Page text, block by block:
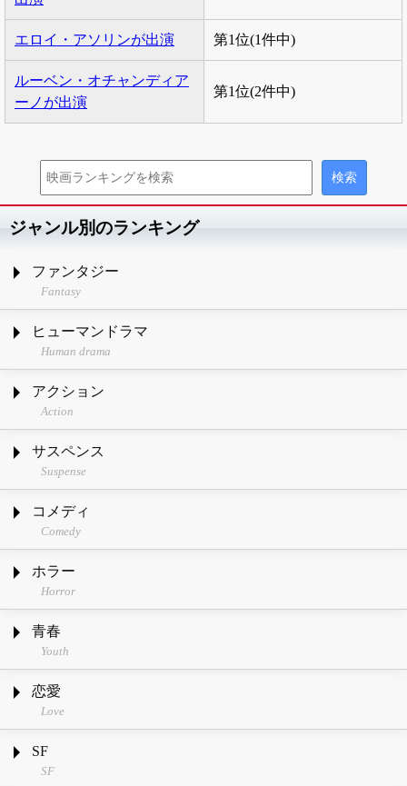
エロイ・アソリンが出演 第1位(1件中)
ルーベン・オチャンディア
ーノが出演
第1位(2件中)
ジャンル別のランキング
ファンタジー
Fantasy
ヒューマンドラマ
Human drama
アクション
Action
サスペンス
Suspense
コメディ
Comedy
ホラー
Horror
青春
Youth
恋愛
Love
SF
SF